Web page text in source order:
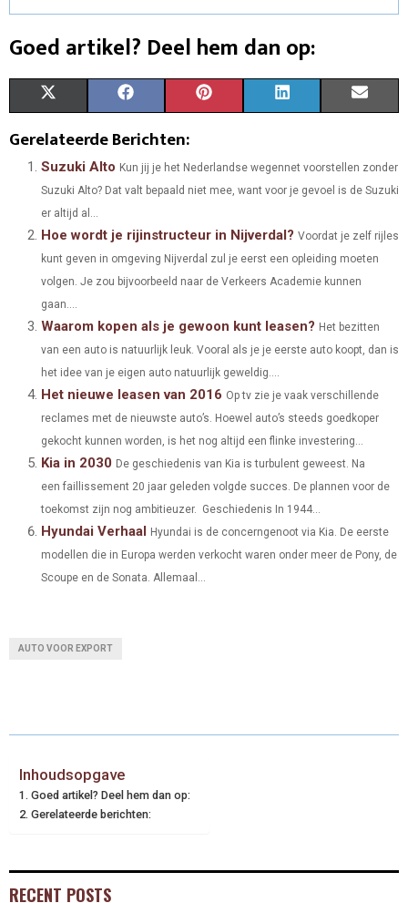
Goed artikel? Deel hem dan op:
R
O
T
W
T
E
R
)
A
R
O
C
E
B
O
K
R
O
T
R
S
T
A
R
O
N
K
D
N
R
O
I
Gerelateerde Berichten:
Suzuki Alto Kun jij je het Nederlandse wegennet voorstellen zonder
Suzuki Alto? Dat valt bepaald niet mee, want voor je gevoel is de Suzuki
er altijd al...
Hoe wordt je rijinstructeur in Nijverdal? Voordat je zelf rijles
kunt geven in omgeving Nijverdal zul je eerst een opleiding moeten
volgen. Je zou bijvoorbeeld naar de Verkeers Academie kunnen
gaan....
Waarom kopen als je gewoon kunt leasen? Het bezitten
van een auto is natuurlijk leuk. Vooral als je je eerste auto koopt, dan is
het idee van je eigen auto natuurlijk geweldig....
Het nieuwe leasen van 2016 Op tv zie je vaak verschillende
reclames met de nieuwste auto’s. Hoewel auto’s steeds goedkoper
gekocht kunnen worden, is het nog altijd een flinke investering...
Kia in 2030 De geschiedenis van Kia is turbulent geweest. Na
een faillissement 20 jaar geleden volgde succes. De plannen voor de
toekomst zijn nog ambitieuzer. Geschiedenis In 1944...
Hyundai Verhaal Hyundai is de concerngenoot via Kia. De eerste
modellen die in Europa werden verkocht waren onder meer de Pony, de
Scoupe en de Sonata. Allemaal...
AUTO VOOR EXPORT
Inhoudsopgave
Goed artikel? Deel hem dan op:
Gerelateerde berichten:
RECENT POSTS